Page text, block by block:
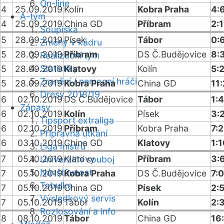
On-line
A-tým
Soupiska
Změny v kádru
Realizační tým
Statistiky
Zranění / nemocní hráči
Dresy 2018/19
Zápasy
Tipsport extraliga
Přípravná utkání
Liga mistrů
Univerzitní souboj
Návštěvnost
Tabulka
Výsledkový servis
Rozlosování a info
4
25.09.2019 Kolín Kobra Praha
4
25.09.2019China GD Příbram
5
28.09.2019Písek Tábor
5
28.09.2019Příbram DS Č.Budějovice
5
28.09.2019Klatovy Kolín
5:2
5
28.09.2019Kobra Praha China GD
6
02.10.2019DS Č.Budějovice Tábor
1:4
6
02.10.2019 Kolín Písek
6
02.10.2019 Příbram Kobra Praha
7:2
6
03.10.2019China GD Klatovy
7
05.10.2019Klatovy Příbram
7
05.10.2019Kobra Praha DS Č.Budějovice 7:0
7
05.10.2019China GD Písek
2:5
7
05.10.2019Tábor Kolín
2:3
8
08.10.2019Tábor China GD